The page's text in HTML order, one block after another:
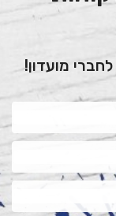
מועדון!